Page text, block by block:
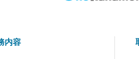
内容